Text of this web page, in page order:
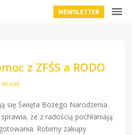
NEWSLETTER
z ZFŚS a RODO
Misiak
się Święta Bożego Narodzenia.
że z radością pochłaniają
Robimy zakupy